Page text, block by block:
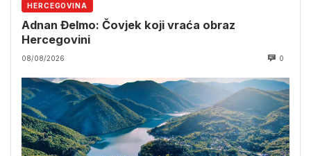
HERCEGOVINA
Adnan Đelmo: Čovjek koji vraća obraz
Hercegovini
08/08/2026 0